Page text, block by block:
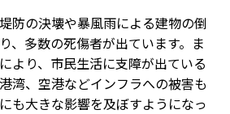
防の決壊や暴風雨による建物の倒
、多数の死傷者が出ています。ま
より、市民生活に支障が出ている
湾、空港などインフラへの被害も
も大きな影響を及ぼすようになっ